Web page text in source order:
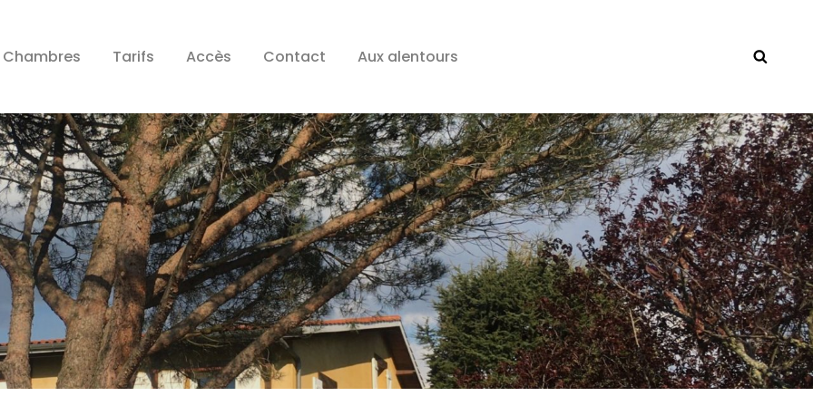
Chambres Tarifs Accès Contact Aux alentours